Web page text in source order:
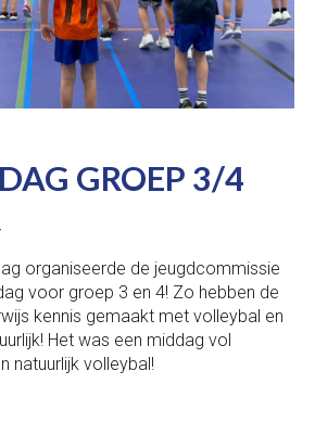
GROEP 3/4
organiseerde de jeugdcommissie
voor groep 3 en 4! Zo hebben de
kennis gemaakt met volleybal en
Het was een middag vol
natuurlijk volleybal!